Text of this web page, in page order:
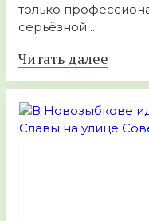
только
серьёзной ...
Читать далее